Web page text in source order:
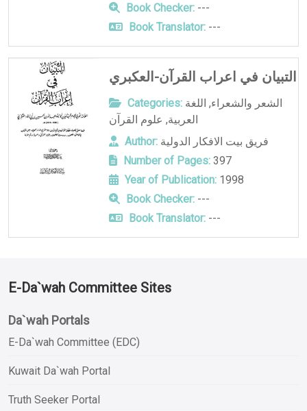
Book Checker:---
Book Translator:---
التبيان في اعراب القرآن-العكبري
Categories: الشعر والشعراء, اللغة
العربية, علوم القرآن
Author: فريق بيت الافكار الدولية
Number of Pages:397
Year of Publication:1998
Book Checker:---
Book Translator:---
E-Da`wah Committee Sites
Da`wah Portals
E-Da`wah Committee (EDC)
Kuwait Da`wah Portal
Truth Seeker Portal